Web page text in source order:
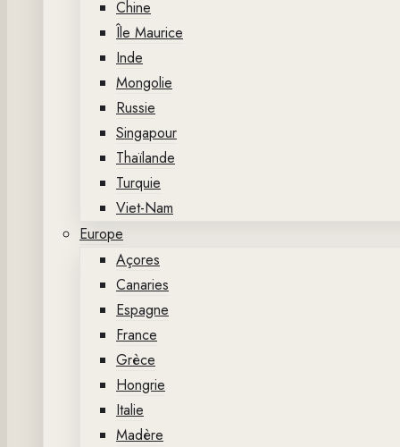
Chine
Île Maurice
Inde
Mongolie
Russie
Singapour
Thaïlande
Turquie
Viet-Nam
Europe
Açores
Canaries
Espagne
France
Grèce
Hongrie
Italie
Madère